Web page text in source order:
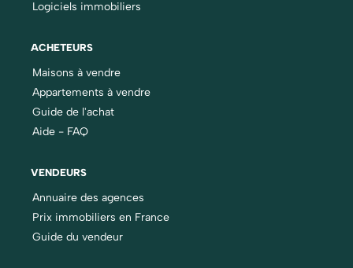
Logiciels immobiliers
ACHETEURS
Maisons à vendre
Appartements à vendre
Guide de l'achat
Aide - FAQ
VENDEURS
Annuaire des agences
Prix immobiliers en France
Guide du vendeur